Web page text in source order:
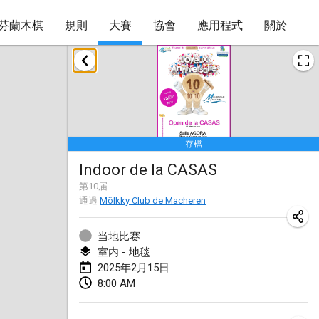
蘭木棋 規則 大賽 協會 應用程式 關於
存檔
Indoor de la CASAS
第10届
通過 Mölkky Club de Macheren
当地比赛
室内 - 地毯
2025年2月15日
8:00 AM
2025年1月
Tournoi Mixte ASPTTOM
2025年1月18日|法國
Indoor Polish Open 2025 - Singles
2025年1月18日| 波蘭
Tournoi de St Max
2025年1月19日|法國
2025年1月19日
Tournoi de Mölkky - Lesfous Dubâtonvaigeois